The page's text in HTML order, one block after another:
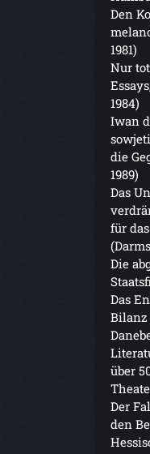
Den
1981)
Nur
1984)
Iwan
die
1989)
Das
für
Die
Das
Bilanz
über
Der
den